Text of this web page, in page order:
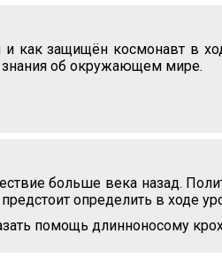
защищён космонавт в
знания об окружающем мире.
больше века назад.
определить в ходе
помощь длинноносому